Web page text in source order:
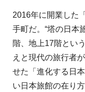
2016年に開業した
手町だ。“塔の日本
階、地上17階とい
えと現代の旅行者
せた「進化する日
い日本旅館の在り